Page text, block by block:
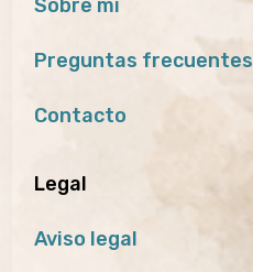
Sobre mí
Preguntas frecuentes
Contacto
Legal
Aviso legal